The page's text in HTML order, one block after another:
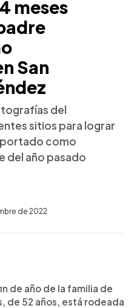
meses
San
del
sitios para lograr
como
del año pasado
de 2022
de año de la familia de
de 52 años, está rodeada